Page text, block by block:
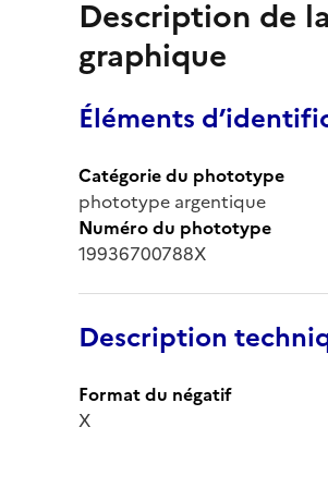
Description de
graphique
Éléments
Catégorie du phototype
phototype argentique
Numéro du phototype
19936700788X
Description
Format du négatif
X